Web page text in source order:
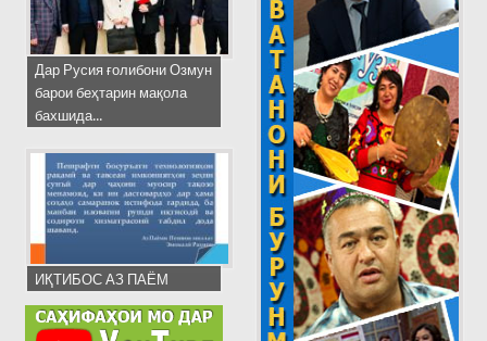
Дар Русия ғолибони Озмун
барои беҳтарин мақола
бахшида...
ИҚТИБОС АЗ ПАЁМ